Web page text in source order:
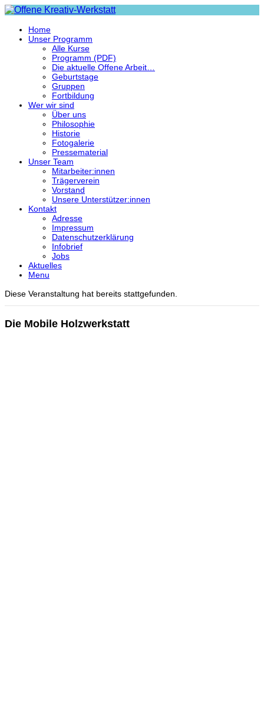
Home
Unser Programm
Alle Kurse
Programm (PDF)
Die aktuelle Offene Arbeit…
Geburtstage
Gruppen
Fortbildung
Wer wir sind
Über uns
Philosophie
Historie
Fotogalerie
Pressematerial
Unser Team
Mitarbeiter:innen
Trägerverein
Vorstand
Unsere Unterstützer:innen
Kontakt
Adresse
Impressum
Datenschutzerklärung
Infobrief
Jobs
Aktuelles
Menu
Diese Veranstaltung hat bereits stattgefunden.
Die Mobile Holzwerkstatt